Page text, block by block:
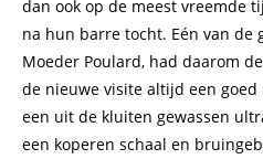
dan ook op de meest vreemde
na hun barre tocht. Eén van de
Moeder Poulard, had daarom
de nieuwe visite altijd een
een uit de kluiten gewassen
een koperen schaal en